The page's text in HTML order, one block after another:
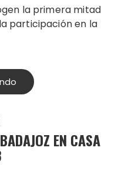
la primera mitad
participación en la
EN CASA